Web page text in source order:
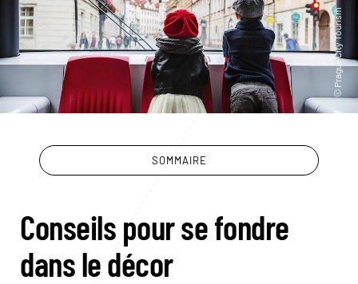
SOMMAIRE
Conseils pour se fondre
dans le décor